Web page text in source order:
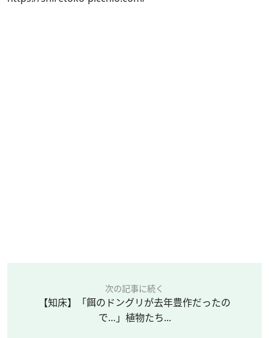
次の記事に続く
【知床】「餌のドングリが去年豊作だったの
で…」植物たち...